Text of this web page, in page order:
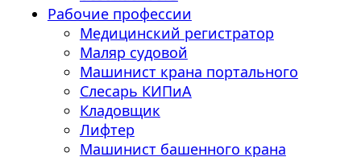
Рабочие профессии
Медицинский регистратор
Маляр судовой
Машинист крана портального
Слесарь КИПиА
Кладовщик
Лифтер
Машинист башенного крана